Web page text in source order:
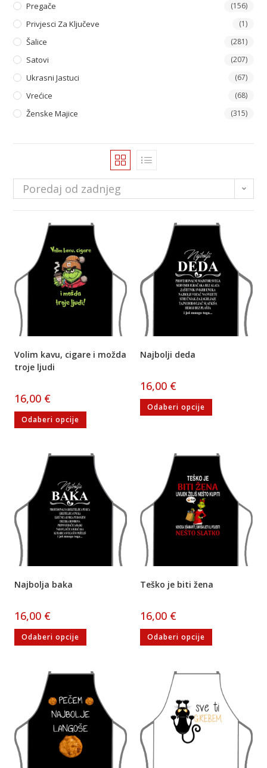
Pregače (156)
Privjesci Za Ključeve (1)
Šalice (281)
Satovi (207)
Ukrasni Jastuci (67)
Vrećice (68)
Ženske Majice (315)
Poredaj od zadnjeg
Volim kavu, cigare i možda
troje ljudi
16,00 €
Odaberi opcije
Najbolji deda
16,00 €
Odaberi opcije
Najbolja baka
16,00 €
Odaberi opcije
Teško je biti žena
16,00 €
Odaberi opcije